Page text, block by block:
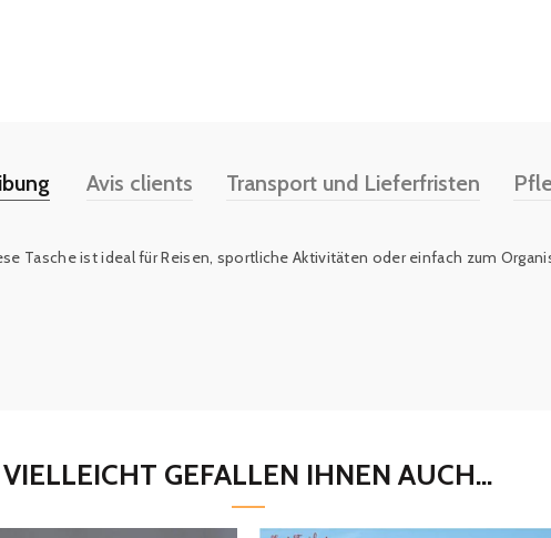
Avis clients Transport und Lieferfristen
Tasche ist ideal für Reisen, sportliche Aktivitäten oder einfach zum
VIELLEICHT GEFALLEN IHNEN AUCH...